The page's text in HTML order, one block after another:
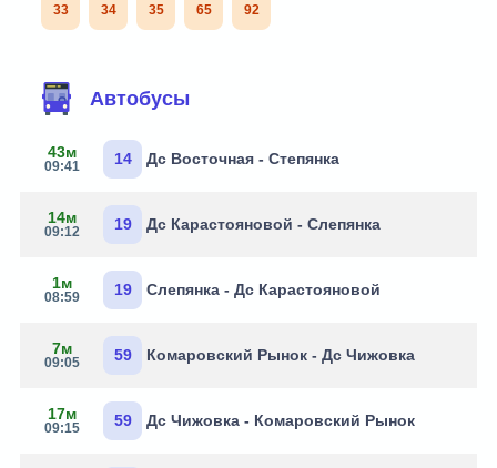
33 34 35 65 92
Автобусы
43м
09:41 14 Дс Восточная - Степянка
14м
09:12 19 Дс Карастояновой - Слепянка
1м
08:59 19 Слепянка - Дс Карастояновой
7м
09:05 59 Комаровский Рынок - Дс Чижовка
17м
09:15 59 Дс Чижовка - Комаровский Рынок